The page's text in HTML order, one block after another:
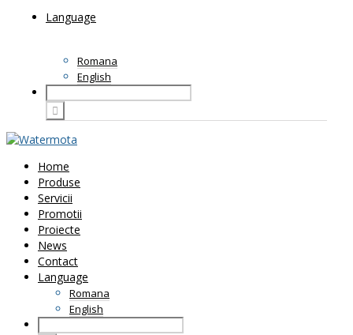
Language
Romana
English
Home
Produse
Servicii
Promotii
Proiecte
News
Contact
Language
Romana
English